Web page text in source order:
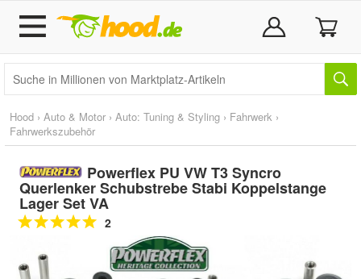
Hood › Auto & Motor › Auto: Tuning & Styling › Fahrwerk ›
Fahrwerkszubehör
Powerflex PU VW T3 Syncro
Querlenker Schubstrebe Stabi Koppelstange
Lager Set VA
2